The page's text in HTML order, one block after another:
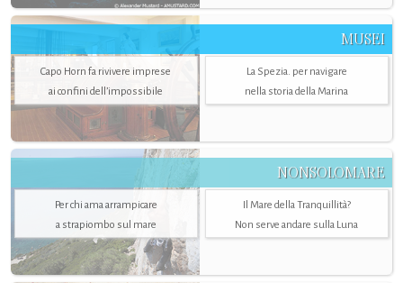
MUSEI
Capo Horn fa rivivere imprese
ai confini dell’impossibile
La Spezia. per navigare
nella storia della Marina
NONSOLOMARE
Per chi ama arrampicare
a strapiombo sul mare
Il Mare della Tranquillità?
Non serve andare sulla Luna